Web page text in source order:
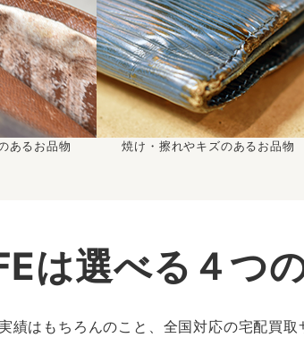
あるお品物 焼け・擦れやキズのあるお品物
は選べる４つ
績はもちろんのこと、全国対応の宅配買取